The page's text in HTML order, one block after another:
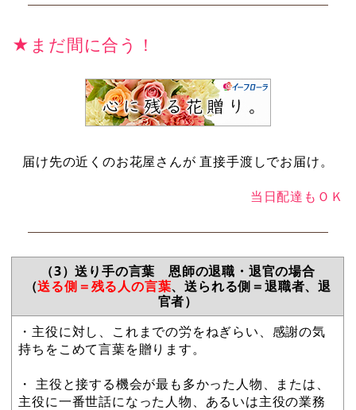
★まだ間に合う！
届け先の近くのお花屋さんが 直接手渡しでお届け。
当日配達もＯＫ
（3）送り手の言葉 恩師の退職・退官の場合
（送る側＝残る人の言葉、送られる側＝退職者、退
官者）
・主役に対し、これまでの労をねぎらい、感謝の気
持ちをこめて言葉を贈ります。
・ 主役と接する機会が最も多かった人物、または、
主役に一番世話になった人物、あるいは主役の業務